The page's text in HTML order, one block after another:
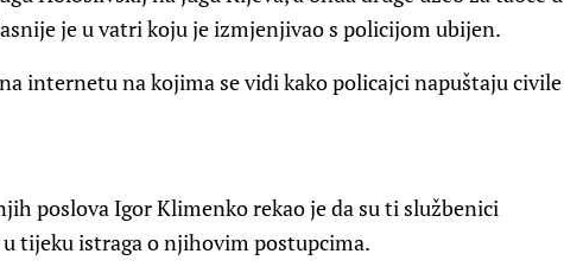
je u vatri koju je izmjenjivao s policijom ubijen.
internetu na kojima se vidi kako policajci napuštaju civile
poslova Igor Klimenko rekao je da su ti službenici
tijeku istraga o njihovim postupcima.